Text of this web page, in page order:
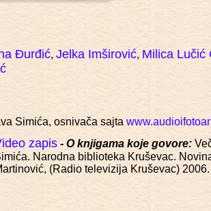
Đurđić, Jelka Imširović, Milica Lučić
Simića, osnivača sajta
zapis - O knjigama koje govore:
Narodna biblioteka Kruševac.
(Radio televizija Kruševac) 2006.